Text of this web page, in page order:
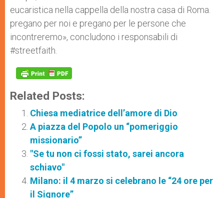
eucaristica nella cappella della nostra casa di Roma.
pregano per noi e pregano per le persone che
incontreremo», concludono i responsabili di
#streetfaith.
Related Posts:
Chiesa mediatrice dell’amore di Dio
A piazza del Popolo un “pomeriggio
missionario”
"Se tu non ci fossi stato, sarei ancora
schiavo"
Milano: il 4 marzo si celebrano le “24 ore per
il Signore”